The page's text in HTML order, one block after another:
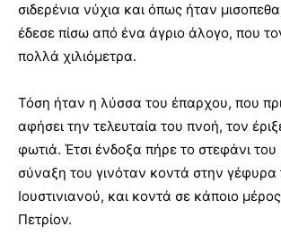
σιδερένια νύχια και όπως ήταν
έδεσε πίσω από ένα άγριο άλογο, που
πολλά χιλιόμετρα.
Τόση ήταν η λύσσα του έπαρχου, που
αφήσει την τελευταία του πνοή, τον
φωτιά. Έτσι ένδοξα πήρε το στεφάνι
σύναξη του γινόταν κοντά στην γέφυρα
Iουστινιανού, και κοντά σε κάποιο
Πετρίον.